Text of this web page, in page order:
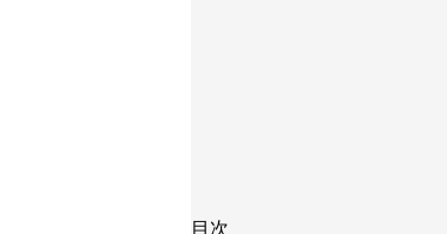
目次